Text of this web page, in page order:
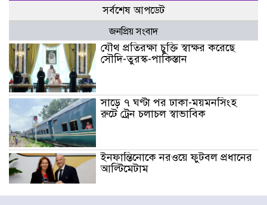
সর্বশেষ আপডেট
জনপ্রিয় সংবাদ
যৌথ প্রতিরক্ষা চুক্তি স্বাক্ষর করেছে
সৌদি-তুরস্ক-পাকিস্তান
সাড়ে ৭ ঘণ্টা পর ঢাকা-ময়মনসিংহ
রুটে ট্রেন চলাচল স্বাভাবিক
ইনফান্তিনোকে নরওয়ে ফুটবল প্রধানের
আল্টিমেটাম